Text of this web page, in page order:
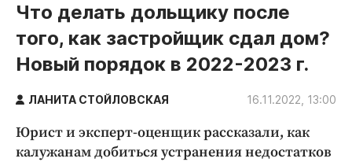
Новости компаний
Статьи
Народные новости
Авто и транспорт
Криминал
Что делать дольщику после
того, как застройщик сдал дом?
Новый порядок в 2022-2023 г.
ЛАНИТА СТОЙЛОВСКАЯ 16.11.2022, 13:00
Юрист и эксперт-оценщик рассказали, как
калужанам добиться устранения недостатков